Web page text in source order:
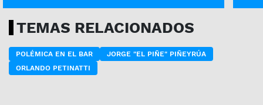
TEMAS RELACIONADOS
POLÉMICA EN EL BAR
JORGE "EL PIÑE" PIÑEYRÚA
ORLANDO PETINATTI